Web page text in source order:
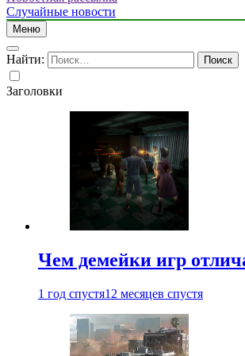
Случайные новости
Меню
Найти:
Заголовки
Чем демейки игр
1 год спустя12 месяцев спустя